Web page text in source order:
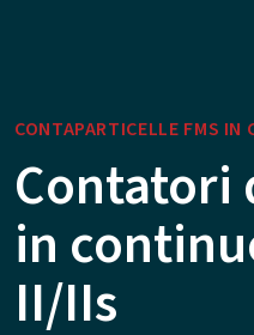
CONTAPARTICELLE FMS IN
Contatori
in
II/IIs